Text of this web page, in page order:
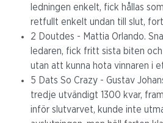
ledningen enkelt, fick hållas
retfullt enkelt undan till slut,
2 Doutdes - Mattia Orlando.
ledaren, fick fritt sista biten
utan att kunna hota vinnaren i
5 Dats So Crazy - Gustav
tredje utvändigt 1300 kvar,
inför slutvarvet, kunde inte